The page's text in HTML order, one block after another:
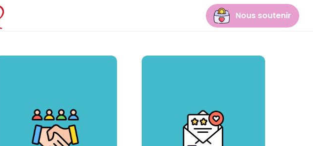
Nous soutenir